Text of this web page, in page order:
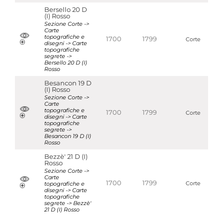
Bersello 20 D
(I) Rosso
Sezione Corte ->
Carte
topografiche e
disegni -> Carte
topografiche
segrete ->
Bersello 20 D (I)
Rosso
1700 1799 Corte
Besancon 19 D
(I) Rosso
Sezione Corte ->
Carte
topografiche e
disegni -> Carte
topografiche
segrete ->
Besancon 19 D (I)
Rosso
1700 1799 Corte
Bezzè' 21 D (I)
Rosso
Sezione Corte ->
Carte
topografiche e
disegni -> Carte
topografiche
segrete -> Bezzè'
21 D (I) Rosso
1700 1799 Corte